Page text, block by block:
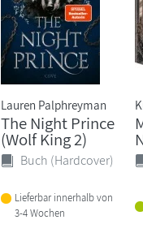
Lauren Palphreyman
The Night Prince
(Wolf King 2)
Buch (Hardcover)
Lieferbar innerhalb von
3-4 Wochen